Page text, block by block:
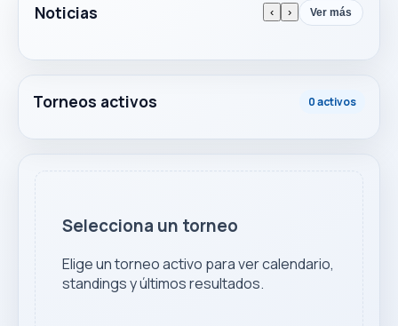
Noticias ‹ › Ver más
Torneos activos 0 activos
Selecciona un torneo
Elige un torneo activo para ver calendario,
standings y últimos resultados.